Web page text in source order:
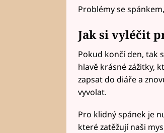
Problémy se
Jak si vyléčit
Pokud končí den, tak
hlavě krásné zážitky,
zapsat do diáře a
vyvolat.
Pro klidný spánek je
které zatěžují naši